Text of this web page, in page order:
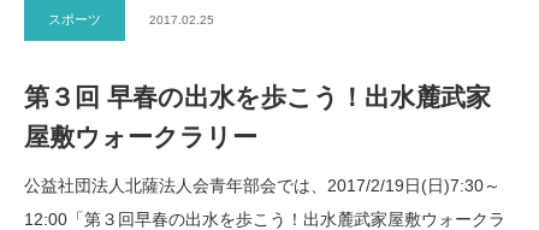
スポーツ 2017.02.25
第３回 早春の出水を歩こう！出水麓武家
屋敷ウォークラリー
公益社団法人北薩法人会青年部会では、2017/2/19日(日)7:30～
12:00「第３回早春の出水を歩こう！出水麓武家屋敷ウォークラ